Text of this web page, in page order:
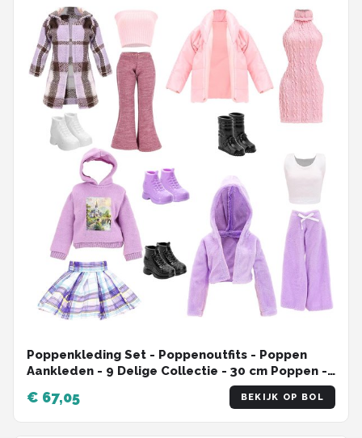
Poppenkleding Set - Poppenoutfits - Poppen
Aankleden - 9 Delige Collectie - 30 cm Poppen -
€ 67,05 BEKIJK OP BOL